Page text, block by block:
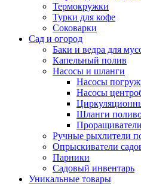
Термокружки
Турки для кофе
Соковарки
Сад и огород
Баки и ведра для
Капельный полив
Насосы и шланги
Насосы
Насосы
Шланги
Проращиватели
Ручные рыхлители
Опрыскиватели
Парники
Садовый инвентарь
Уникальные товары